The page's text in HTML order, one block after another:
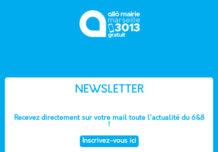
NEWSLETTER
Recevez directement sur votre mail toute l'actualité du 6&8
!
Inscrivez-vous ici